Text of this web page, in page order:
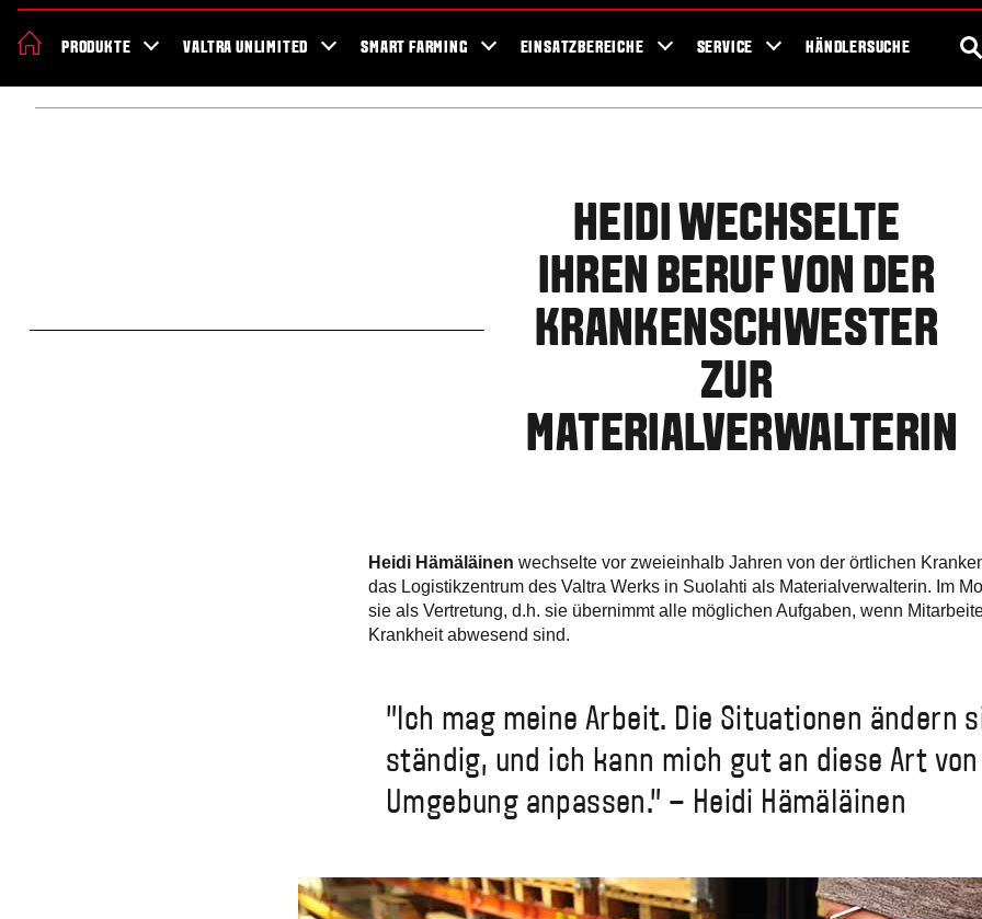
PRODUKTE
VALTRA UNLIMITED SMART FARMING EINSATZBEREICHE SERVICE HÄNDLERSUCHE
HEIDI WECHSELTE
IHREN BERUF VON DER
KRANKENSCHWESTER
ZUR
MATERIALVERWALTERIN
Heidi Hämäläinen wechselte vor zweieinhalb Jahren von der örtlichen
das Logistikzentrum des Valtra Werks in Suolahti als Materialverwalterin. Im
sie als Vertretung, d.h. sie übernimmt alle möglichen Aufgaben, wenn
Krankheit abwesend sind.
"Ich mag meine Arbeit. Die Situationen ändern
ständig, und ich kann mich gut an diese Art von
Umgebung anpassen." – Heidi Hämäläinen